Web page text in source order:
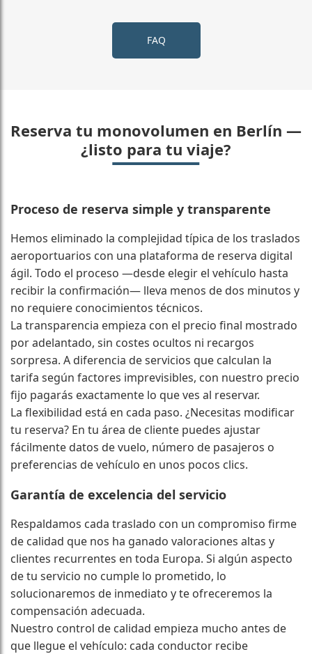
FAQ
Reserva tu monovolumen en Berlín —
¿listo para tu viaje?
Proceso de reserva simple y transparente
Hemos eliminado la complejidad típica de los traslados
aeroportuarios con una plataforma de reserva digital
ágil. Todo el proceso —desde elegir el vehículo hasta
recibir la confirmación— lleva menos de dos minutos y
no requiere conocimientos técnicos.
La transparencia empieza con el precio final mostrado
por adelantado, sin costes ocultos ni recargos
sorpresa. A diferencia de servicios que calculan la
tarifa según factores imprevisibles, con nuestro precio
fijo pagarás exactamente lo que ves al reservar.
La flexibilidad está en cada paso. ¿Necesitas modificar
tu reserva? En tu área de cliente puedes ajustar
fácilmente datos de vuelo, número de pasajeros o
preferencias de vehículo en unos pocos clics.
Garantía de excelencia del servicio
Respaldamos cada traslado con un compromiso firme
de calidad que nos ha ganado valoraciones altas y
clientes recurrentes en toda Europa. Si algún aspecto
de tu servicio no cumple lo prometido, lo
solucionaremos de inmediato y te ofreceremos la
compensación adecuada.
Nuestro control de calidad empieza mucho antes de
que llegue el vehículo: cada conductor recibe